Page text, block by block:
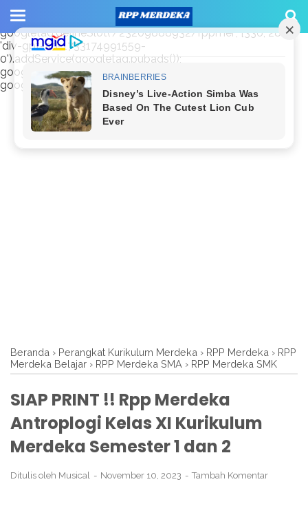
window.googletag = window.googletag || {cmd: []};
googletag.cmd.push(function() {
googletag.defineSlot('/23209888932/rppmer', [336, 280],
'div-gpt-ad-1733174991559-
0').addService(googletag.pubads());
googletag.pubads().enableSingleRequest();
googletag.enableServices(); });
Beranda › Perangkat Kurikulum Merdeka › RPP Merdeka › RPP
Merdeka Belajar › RPP Merdeka SMA › RPP Merdeka SMK
SIAP PRINT !! Rpp Merdeka
Antroplogi Kelas XI Kurikulum
Merdeka Semester 1 dan 2
Ditulis oleh Musical November 10, 2023 Tambah Komentar